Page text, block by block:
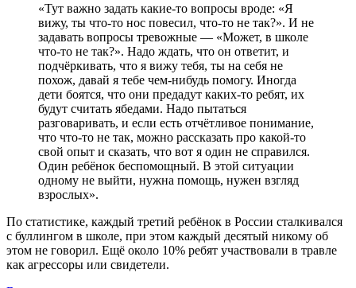
«Тут важно задать какие-то вопросы вроде: «Я
вижу, ты что-то нос повесил, что-то не так?». И не
задавать вопросы тревожные — «Может, в школе
что-то не так?». Надо ждать, что он ответит, и
подчёркивать, что я вижу тебя, ты на себя не
похож, давай я тебе чем-нибудь помогу. Иногда
дети боятся, что они предадут каких-то ребят, их
будут считать ябедами. Надо пытаться
разговаривать, и если есть отчётливое понимание,
что что-то не так, можно рассказать про какой-то
свой опыт и сказать, что вот я один не справился.
Один ребёнок беспомощный. В этой ситуации
одному не выйти, нужна помощь, нужен взгляд
взрослых».
По статистике, каждый третий ребёнок в России сталкивался
с буллингом в школе, при этом каждый десятый никому об
этом не говорил. Ещё около 10% ребят участвовали в травле
как агрессоры или свидетели.